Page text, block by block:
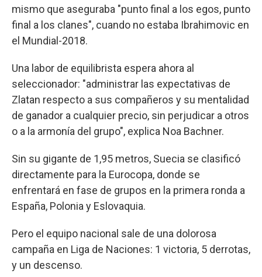
mismo que aseguraba "punto final a los egos, punto
final a los clanes", cuando no estaba Ibrahimovic en
el Mundial-2018.
Una labor de equilibrista espera ahora al
seleccionador: "administrar las expectativas de
Zlatan respecto a sus compañeros y su mentalidad
de ganador a cualquier precio, sin perjudicar a otros
o a la armonía del grupo", explica Noa Bachner.
Sin su gigante de 1,95 metros, Suecia se clasificó
directamente para la Eurocopa, donde se
enfrentará en fase de grupos en la primera ronda a
España, Polonia y Eslovaquia.
Pero el equipo nacional sale de una dolorosa
campaña en Liga de Naciones: 1 victoria, 5 derrotas,
y un descenso.